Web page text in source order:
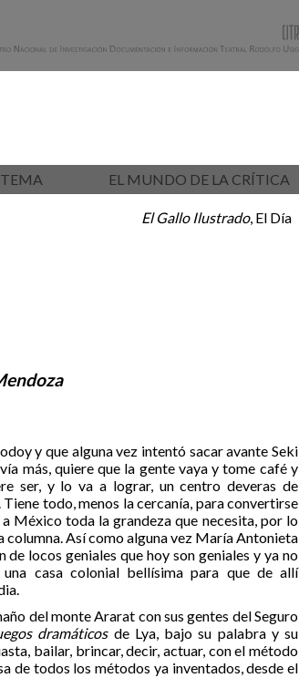
EL MUNDO DE LA CRÍTICA
El Gallo Ilustrado, El Día
y que alguna vez intentó sacar avante Seki
más, quiere que la gente vaya y tome café y
ser, y lo va a lograr, un centro deveras de
todo, menos la cercanía, para convertirse
México toda la grandeza que necesita, por lo
columna. Así como alguna vez María Antonieta
locos geniales que hoy son geniales y ya no
casa colonial bellísima para que de allí
del monte Ararat con sus gentes del Seguro
dramáticosde Lya, bajo su palabra y su
bailar, brincar, decir, actuar, con el método
de todos los métodos ya inventados, desde el